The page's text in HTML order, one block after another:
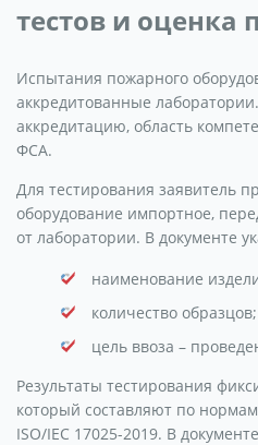
тестов и оценка
Испытания пожарного
аккредитованные
аккредитацию, область
ФСА.
Для тестирования заявитель
оборудование импортное,
от лаборатории. В документе
наименование
количество образцов;
цель ввоза –
Результаты тестирования
который составляют по
ISO/IEC 17025-2019. В